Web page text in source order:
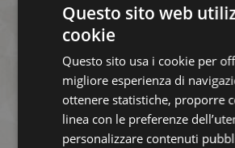
Questo sito web
cookie
Questo sito usa i cookie per
migliore esperienza di
ottenere statistiche, proporre
linea con le preferenze
personalizzare contenuti